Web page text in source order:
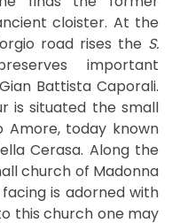
cloister. At the
road rises the S.
important
Battista Caporali.
is situated the small
Amore, today known
Cerasa. Along the
church of Madonna
facing is adorned with
this church one may